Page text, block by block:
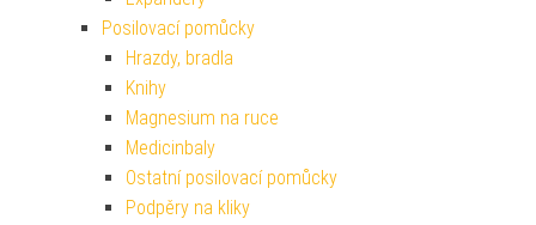
Posilovací pomůcky
Hrazdy, bradla
Knihy
Magnesium na ruce
Medicinbaly
Ostatní posilovací pomůcky
Podpěry na kliky